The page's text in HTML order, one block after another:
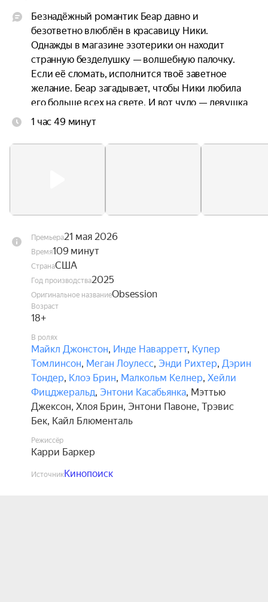
Безнадёжный романтик Беар давно и
безответно влюблён в красавицу Ники.
Однажды в магазине эзотерики он находит
странную безделушку — волшебную палочку.
Если её сломать, исполнится твоё заветное
желание. Беар загадывает, чтобы Ники любила
его больше всех на свете. И вот чудо — девушка
и правда в него влюбляется. Однако его счастью
одержима, а её знаки внимания становятся всё
1 час 49 минут
Премьера21 мая 2026
Время109 минут
СтранаСША
Год производства2025
Оригинальное названиеObsession
Возраст
18+
В ролях
Майкл Джонстон, Инде Наварретт, Купер
Томлинсон, Меган Лоулесс, Энди Рихтер, Дэрин
Тондер, Клоэ Брин, Малкольм Келнер, Хейли
Фицджеральд, Энтони Касабьянка, Мэттью
Джексон, Хлоя Брин, Энтони Павоне, Трэвис
Бек, Кайл Блюменталь
Режиссёр
Карри Баркер
ИсточникКинопоиск